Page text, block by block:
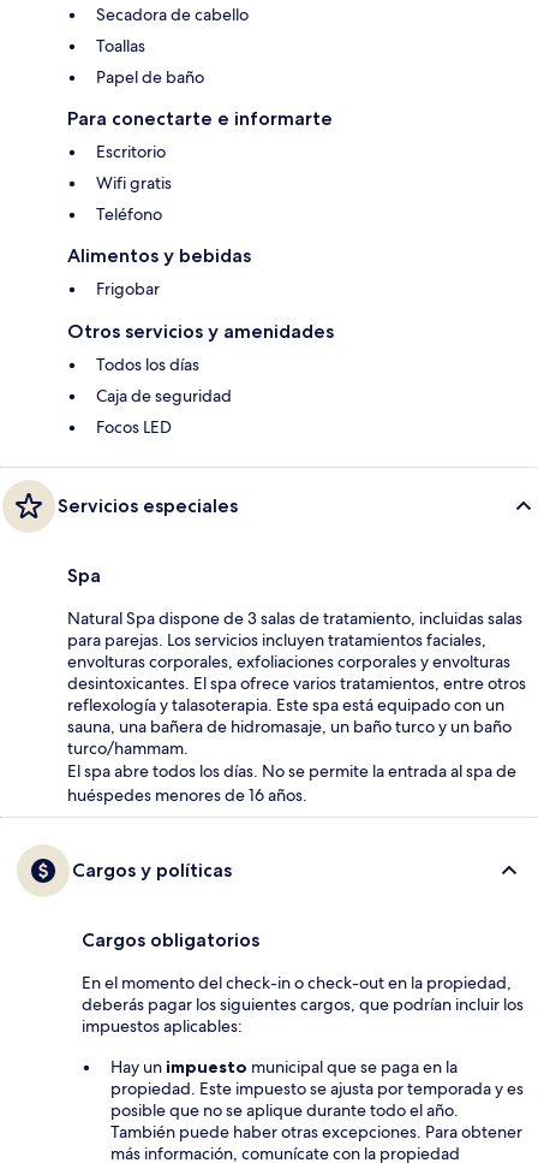
Secadora de cabello
Toallas
Papel de baño
Para conectarte e informarte
Escritorio
Wifi gratis
Teléfono
Alimentos y bebidas
Frigobar
Otros servicios y amenidades
Todos los días
Caja de seguridad
Focos LED
Servicios especiales
Spa
Natural Spa dispone de 3 salas de tratamiento, incluidas salas
para parejas. Los servicios incluyen tratamientos faciales,
envolturas corporales, exfoliaciones corporales y envolturas
desintoxicantes. El spa ofrece varios tratamientos, entre otros
reflexología y talasoterapia. Este spa está equipado con un
sauna, una bañera de hidromasaje, un baño turco y un baño
turco/hammam.
El spa abre todos los días. No se permite la entrada al spa de
huéspedes menores de 16 años.
Cargos y políticas
Cargos obligatorios
En el momento del check-in o check-out en la propiedad,
deberás pagar los siguientes cargos, que podrían incluir los
impuestos aplicables:
Hay unimpuesto municipal que se paga en la
propiedad. Este impuesto se ajusta por temporada y es
posible que no se aplique durante todo el año.
También puede haber otras excepciones. Para obtener
más información, comunícate con la propiedad